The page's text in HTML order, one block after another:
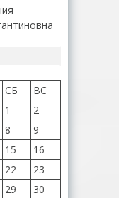
СБ
ВС
1
2
8
9
15
16
22
23
29
30